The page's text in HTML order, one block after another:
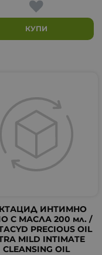
КУПИ
ИНТИМНО
С МАСЛА 200 мл. /
PRECIOUS OIL
MILD INTIMATE
CLEANSING OIL